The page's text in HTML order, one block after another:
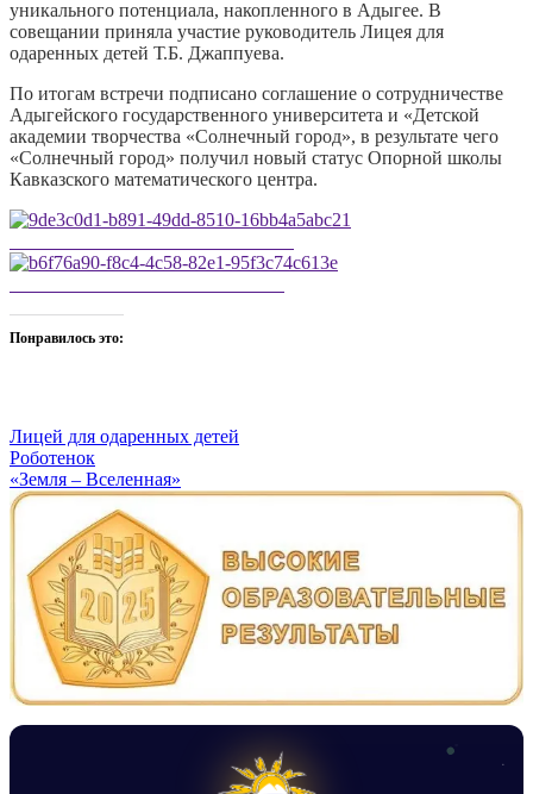
уникального потенциала, накопленного в Адыгее. В
совещании приняла участие руководитель Лицея для
одаренных детей Т.Б. Джаппуева.
По итогам встречи подписано соглашение о сотрудничестве
Адыгейского государственного университета и «Детской
академии творчества «Солнечный город», в результате чего
«Солнечный город» получил новый статус Опорной школы
Кавказского математического центра.
Понравилось это:
Лицей для одаренных детей
Навигация
по
записям
Роботенок
«Земля – Вселенная»